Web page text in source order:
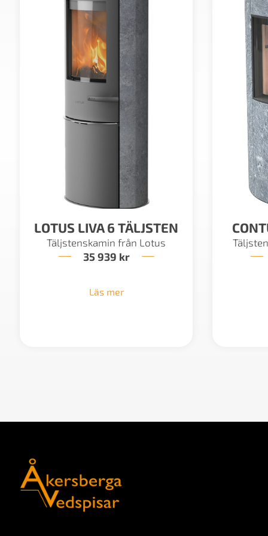
LOTUS LIVA 6 TÄLJSTEN
Täljstenskamin från Lotus
35 939 kr
Läs mer